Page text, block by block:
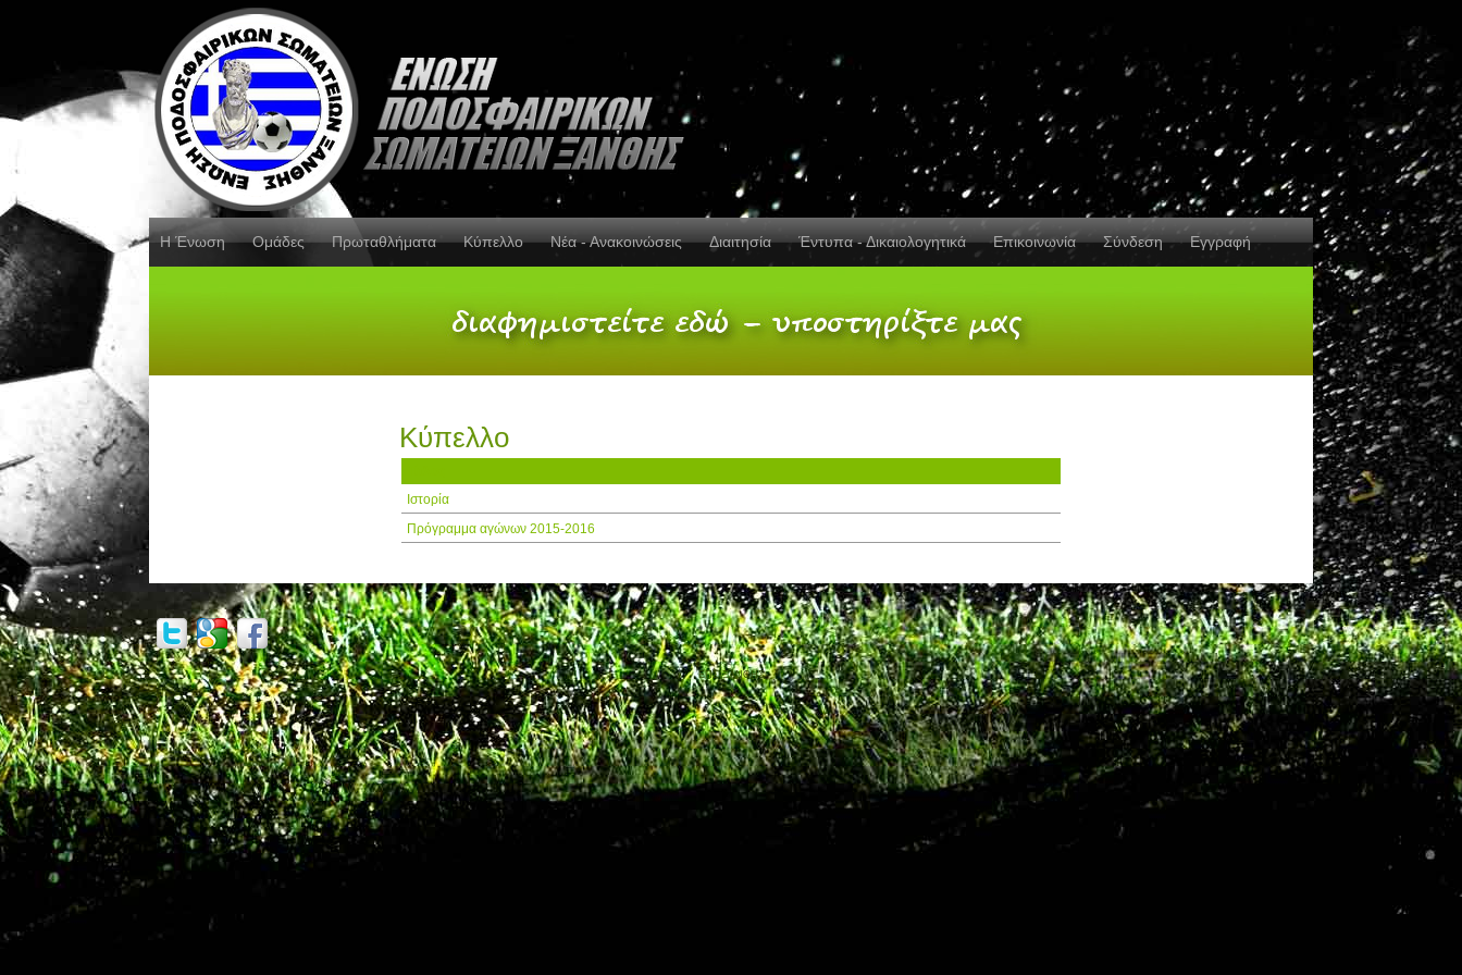
Η Ένωση Ομάδες Πρωταθλήματα Κύπελλο Νέα - Ανακοινώσεις Διαιτησία Έντυπα - Δικαιολογητικά Επικοινωνία Σύνδεση Εγγραφή
Κύπελλο
Ιστορία
Πρόγραμμα αγώνων 2015-2016
ΕΠΣ ΞΑΝΘΗΣ